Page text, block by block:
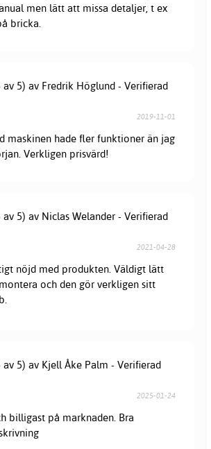
men lätt att missa detaljer, t ex
bricka.
av 5) av Fredrik Höglund - Verifierad
2019-11-01
maskinen hade fler funktioner än jag
Verkligen prisvärd!
av 5) av Niclas Welander - Verifierad
2021-04-28
nöjd med produkten. Väldigt lätt
och den gör verkligen sitt
av 5) av Kjell Åke Palm - Verifierad
2025-01-24
billigast på marknaden. Bra